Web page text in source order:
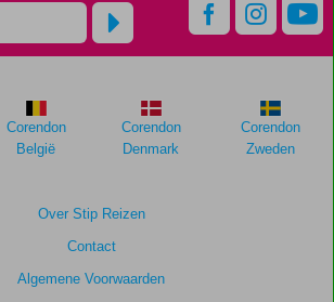
Over Stip Reizen
Contact
Algemene Voorwaarden
Corendon
België
Corendon
Denmark
Corendon
Zweden